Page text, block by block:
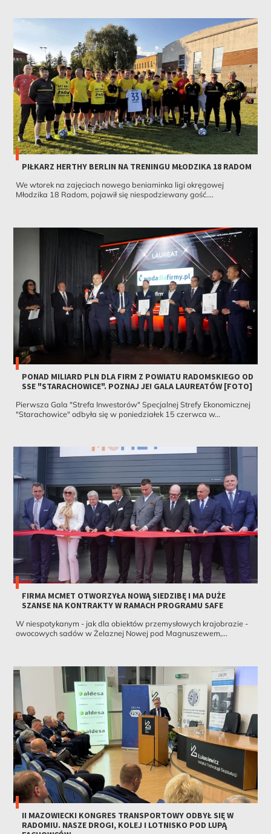
PIŁKARZ HERTHY BERLIN NA TRENINGU MŁODZIKA 18 RADOM
We wtorek na zajęciach nowego beniaminka ligi okręgowej
Młodzika 18 Radom, pojawił się niespodziewany gość....
PONAD MILIARD PLN DLA FIRM Z POWIATU RADOMSKIEGO OD
SSE "STARACHOWICE". POZNAJ JE! GALA LAUREATÓW [FOTO]
Pierwsza Gala "Strefa Inwestorów" Specjalnej Strefy Ekonomicznej
"Starachowice" odbyła się w poniedziałek 15 czerwca w...
FIRMA MCMET OTWORZYŁA NOWĄ SIEDZIBĘ I MA DUŻE
SZANSE NA KONTRAKTY W RAMACH PROGRAMU SAFE
W niespotykanym - jak dla obiektów przemysłowych krajobrazie -
owocowych sadów w Żelaznej Nowej pod Magnuszewem,...
II MAZOWIECKI KONGRES TRANSPORTOWY ODBYŁ SIĘ W
RADOMIU. NASZE DROGI, KOLEJ I LOTNISKO POD LUPĄ